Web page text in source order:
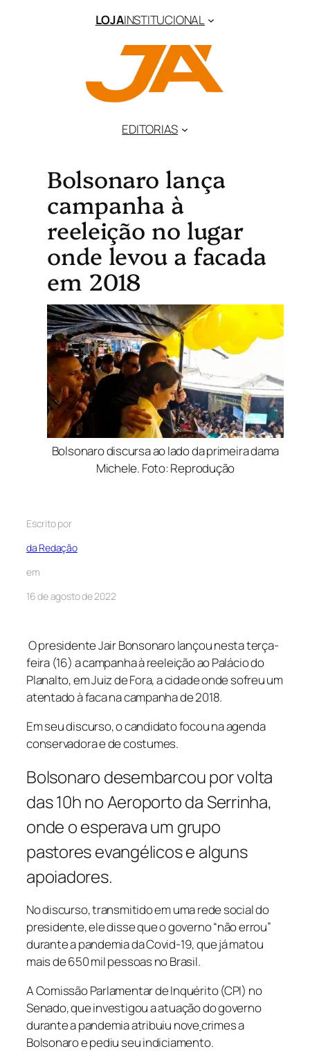
LOJAINSTITUCIONAL
EDITORIAS
Bolsonaro lança
campanha à
reeleição no lugar
onde levou a facada
em 2018
Bolsonaro discursa ao lado da primeira dama
Michele. Foto: Reprodução
Escrito por
da Redação
em
16 de agosto de 2022
O presidente Jair Bonsonaro lançou nesta terça-
feira (16) a campanha à reeleição ao Palácio do
Planalto, em Juiz de Fora, a cidade onde sofreu um
atentado à faca na campanha de 2018.
Em seu discurso, o candidato focou na agenda
conservadora e de costumes.
Bolsonaro desembarcou por volta
das 10h no Aeroporto da Serrinha,
onde o esperava um grupo
pastores evangélicos e alguns
apoiadores.
No discurso, transmitido em uma rede social do
presidente, ele disse que o governo “não errou”
durante a pandemia da Covid-19, que já matou
mais de 650 mil pessoas no Brasil.
A Comissão Parlamentar de Inquérito (CPI) no
Senado, que investigou a atuação do governo
durante a pandemia atribuiu novecrimes a
Bolsonaro e pediu seu indiciamento.